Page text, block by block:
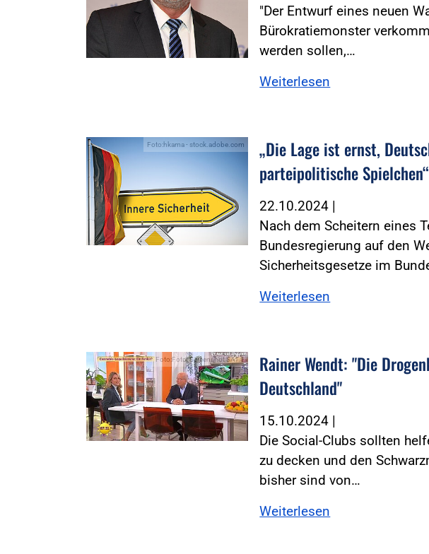
"Der Entwurf eines neuen
Bürokratiemonster
werden sollen,…
Weiterlesen
Foto:hkama - stock.adobe.com
„Die Lage ist ernst,
parteipolitische Spielchen“
22.10.2024 |
Nach dem Scheitern eines
Bundesregierung auf den
Sicherheitsgesetze im
Weiterlesen
Foto:Foto: Screenshot SAT.1
Rainer Wendt: "Die
Deutschland"
15.10.2024 |
Die Social-Clubs sollten
zu decken und den
bisher sind von…
Weiterlesen